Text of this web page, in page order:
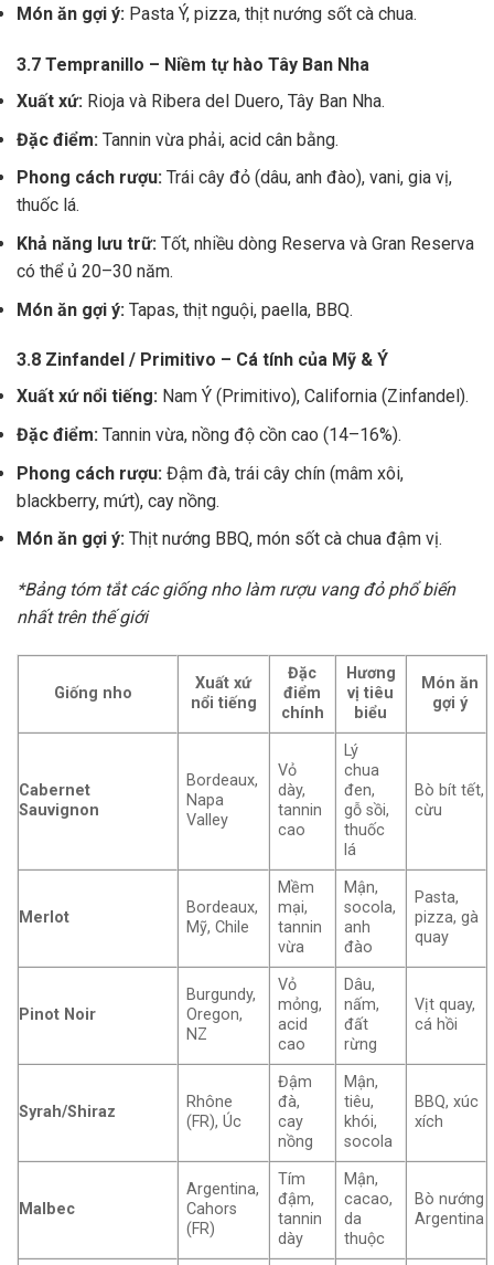
Món ăn gợi ý: Pasta Ý, pizza, thịt nướng sốt cà chua.
3.7 Tempranillo – Niềm tự hào Tây Ban Nha
Xuất xứ: Rioja và Ribera del Duero, Tây Ban Nha.
Đặc điểm: Tannin vừa phải, acid cân bằng.
Phong cách rượu: Trái cây đỏ (dâu, anh đào), vani, gia vị,
thuốc lá.
Khả năng lưu trữ: Tốt, nhiều dòng Reserva và Gran Reserva
có thể ủ 20–30 năm.
Món ăn gợi ý: Tapas, thịt nguội, paella, BBQ.
3.8 Zinfandel / Primitivo – Cá tính của Mỹ & Ý
Xuất xứ nổi tiếng: Nam Ý (Primitivo), California (Zinfandel).
Đặc điểm: Tannin vừa, nồng độ cồn cao (14–16%).
Phong cách rượu: Đậm đà, trái cây chín (mâm xôi,
blackberry, mứt), cay nồng.
Món ăn gợi ý: Thịt nướng BBQ, món sốt cà chua đậm vị.
*Bảng tóm tắt các giống nho làm rượu vang đỏ phổ biến
nhất trên thế giới
Giống nho
Xuất xứ
nổi tiếng
Đặc
điểm
chính
Hương
vị tiêu
biểu
Món ăn
gợi ý
Cabernet
Sauvignon
Bordeaux,
Napa
Valley
Vỏ
dày,
tannin
cao
Lý
chua
đen,
gỗ sồi,
thuốc
lá
Bò bít tết,
cừu
Merlot
Bordeaux,
Mỹ, Chile
Mềm
mại,
tannin
vừa
Mận,
socola,
anh
đào
Pasta,
pizza, gà
quay
Pinot Noir
Burgundy,
Oregon,
NZ
Vỏ
mỏng,
acid
cao
Dâu,
nấm,
đất
rừng
Vịt quay,
cá hồi
Syrah/Shiraz
Rhône
(FR), Úc
Đậm
đà,
cay
nồng
Mận,
tiêu,
khói,
socola
BBQ, xúc
xích
Malbec
Argentina,
Cahors
(FR)
Tím
đậm,
tannin
dày
Mận,
cacao,
da
thuộc
Bò nướng
Argentina